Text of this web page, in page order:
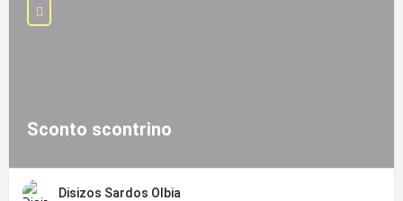
Sconto scontrino
Disizos Sardos Olbia